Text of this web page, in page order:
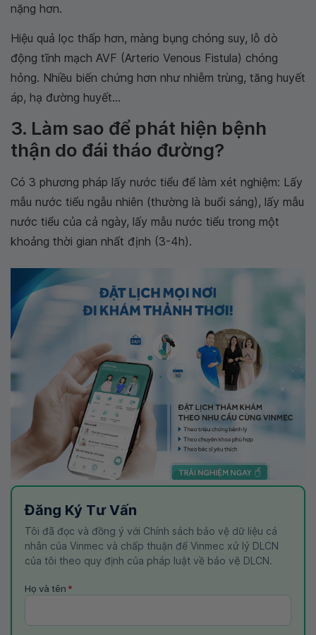
nặng hơn.
Hiệu quả lọc thấp hơn, màng bụng chóng suy, lỗ dò
động tĩnh mạch AVF (Arterio Venous Fistula) chóng
hỏng. Nhiều biến chứng hơn như nhiễm trùng, tăng huyết
áp, hạ đường huyết...
3. Làm sao để phát hiện bệnh
thận do đái tháo đường?
Có 3 phương pháp lấy nước tiểu để làm xét nghiệm: Lấy
mẫu nước tiểu ngẫu nhiên (thường là buổi sáng), lấy mẫu
nước tiểu của cả ngày, lấy mẫu nước tiểu trong một
khoảng thời gian nhất định (3-4h).
Đăng Ký Tư Vấn
Tôi đã đọc và đồng ý với Chính sách bảo vệ dữ liệu cá
nhân của Vinmec và chấp thuận để Vinmec xử lý DLCN
của tôi theo quy định của pháp luật về bảo vệ DLCN.
Họ và tên *